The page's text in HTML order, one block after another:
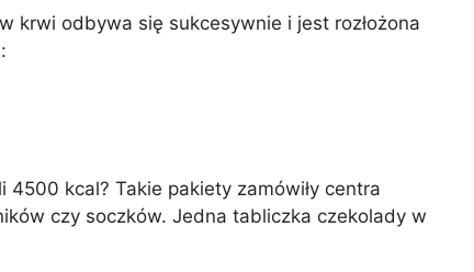
krwi odbywa się sukcesywnie i jest rozłożona
kcal? Takie pakiety zamówiły centra
czy soczków. Jedna tabliczka czekolady w